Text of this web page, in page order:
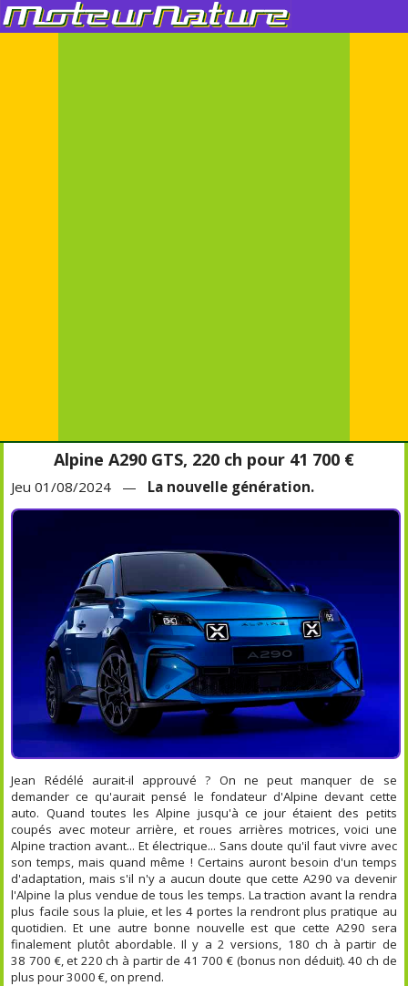
Alpine A290 GTS, 220 ch pour 41 700 €
Jeu 01/08/2024 — La nouvelle génération.
Jean Rédélé aurait-il approuvé ? On ne peut manquer de se
demander ce qu'aurait pensé le fondateur d'Alpine devant cette
auto. Quand toutes les Alpine jusqu'à ce jour étaient des petits
coupés avec moteur arrière, et roues arrières motrices, voici une
Alpine traction avant... Et électrique... Sans doute qu'il faut vivre avec
son temps, mais quand même ! Certains auront besoin d'un temps
d'adaptation, mais s'il n'y a aucun doute que cette A290 va devenir
l'Alpine la plus vendue de tous les temps. La traction avant la rendra
plus facile sous la pluie, et les 4 portes la rendront plus pratique au
quotidien. Et une autre bonne nouvelle est que cette A290 sera
finalement plutôt abordable. Il y a 2 versions, 180 ch à partir de
38 700 €, et 220 ch à partir de 41 700 € (bonus non déduit). 40 ch de
plus pour 3000 €, on prend.